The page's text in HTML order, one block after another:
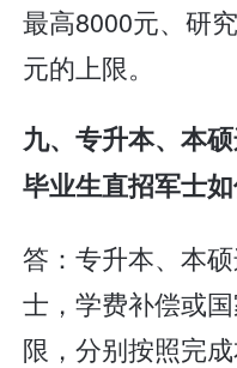
最高8000元、研
元的上限。
九、专升本、本
毕业生直招军士
答：专升本、本
士，学费补偿或
限，分别按照完